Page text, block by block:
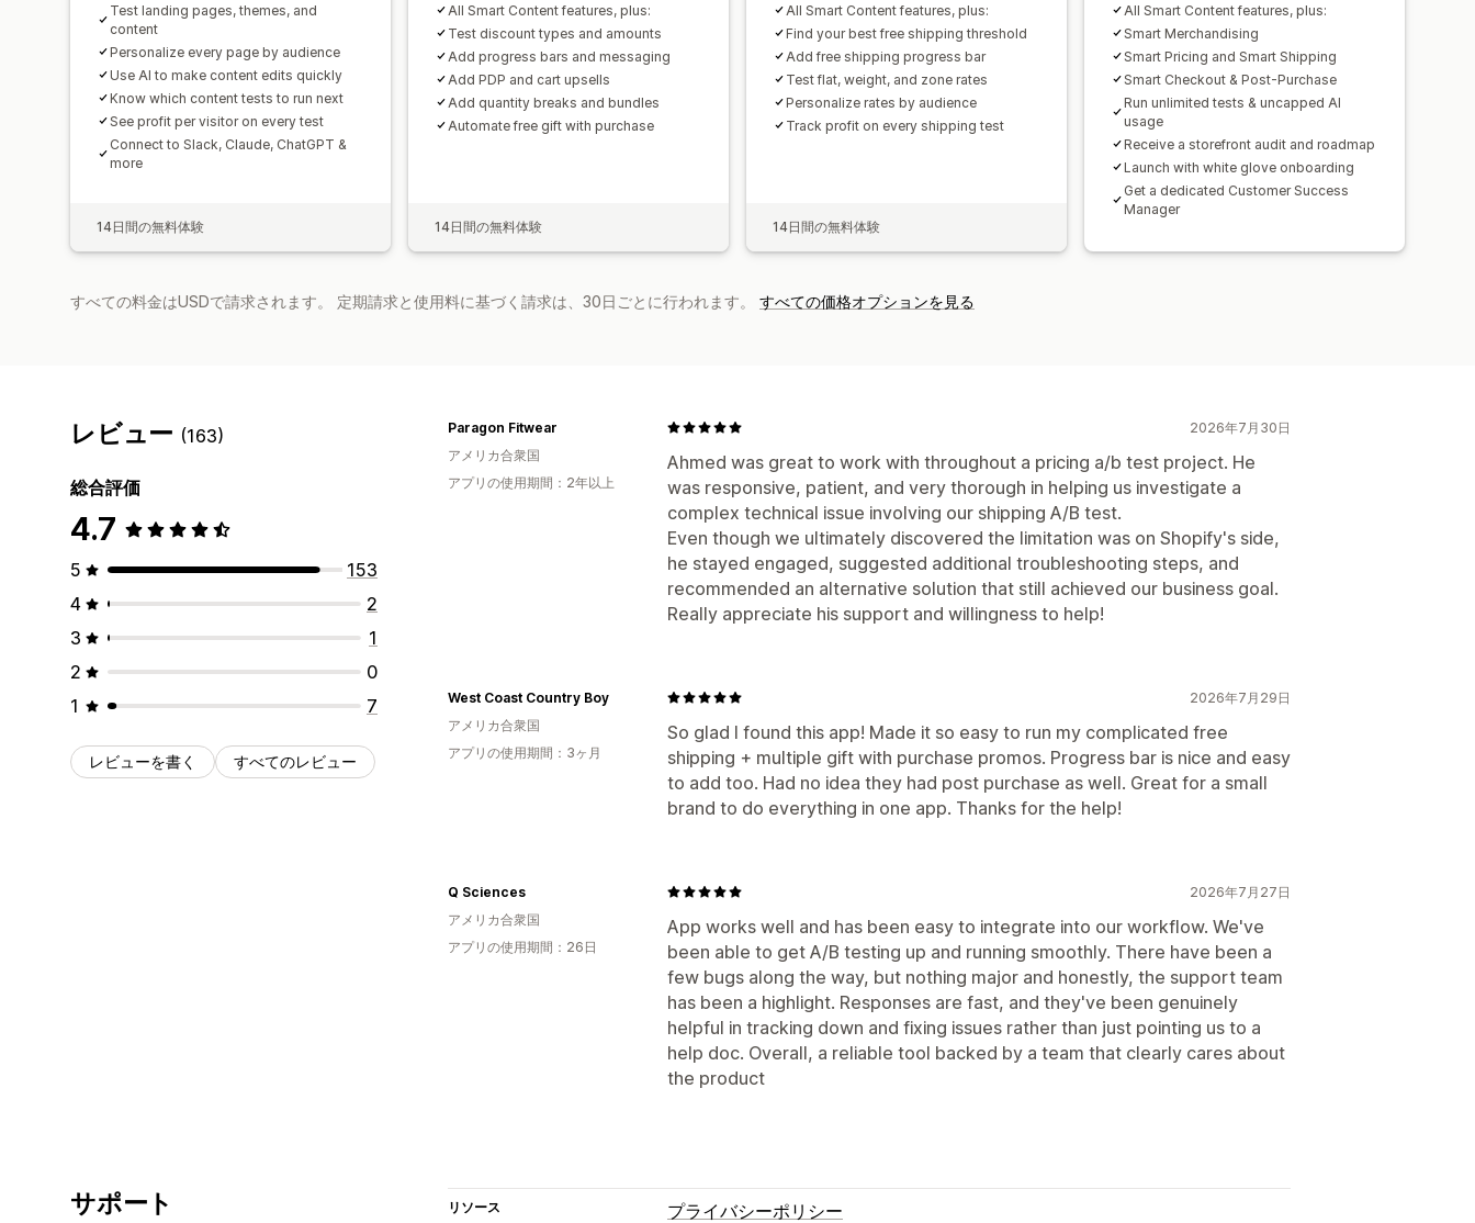
Test landing pages, themes, and
content
Personalize every page by audience
Use AI to make content edits quickly
Know which content tests to run next
See profit per visitor on every test
Connect to Slack, Claude, ChatGPT &
more
14日間の無料体験
All Smart Content features, plus:
Test discount types and amounts
Add progress bars and messaging
Add PDP and cart upsells
Add quantity breaks and bundles
Automate free gift with purchase
14日間の無料体験
All Smart Content features, plus:
Find your best free shipping threshold
Add free shipping progress bar
Test flat, weight, and zone rates
Personalize rates by audience
Track profit on every shipping test
14日間の無料体験
All Smart Content features, plus:
Smart Merchandising
Smart Pricing and Smart Shipping
Smart Checkout & Post-Purchase
Run unlimited tests & uncapped AI
usage
Receive a storefront audit and roadmap
Launch with white glove onboarding
Get a dedicated Customer Success
Manager
すべての料金はUSDで請求されます。 定期請求と使用料に基づく請求は、30日ごとに行われます。 すべての価格オプションを見る
レビュー (163)
総合評価
4.7
5
153
4
2
3
1
2
0
1
7
レビューを書く すべてのレビュー
2026年7月30日
Ahmed was great to work with throughout a pricing a/b test project. He
was responsive, patient, and very thorough in helping us investigate a
complex technical issue involving our shipping A/B test.
Even though we ultimately discovered the limitation was on Shopify's side,
he stayed engaged, suggested additional troubleshooting steps, and
recommended an alternative solution that still achieved our business goal.
Really appreciate his support and willingness to help!
Paragon Fitwear
アメリカ合衆国
アプリの使用期間：2年以上
2026年7月29日
So glad I found this app! Made it so easy to run my complicated free
shipping + multiple gift with purchase promos. Progress bar is nice and easy
to add too. Had no idea they had post purchase as well. Great for a small
brand to do everything in one app. Thanks for the help!
West Coast Country Boy
アメリカ合衆国
アプリの使用期間：3ヶ月
2026年7月27日
App works well and has been easy to integrate into our workflow. We've
been able to get A/B testing up and running smoothly. There have been a
few bugs along the way, but nothing major and honestly, the support team
has been a highlight. Responses are fast, and they've been genuinely
helpful in tracking down and fixing issues rather than just pointing us to a
help doc. Overall, a reliable tool backed by a team that clearly cares about
the product
Q Sciences
アメリカ合衆国
アプリの使用期間：26日
サポート リソース
プライバシーポリシー